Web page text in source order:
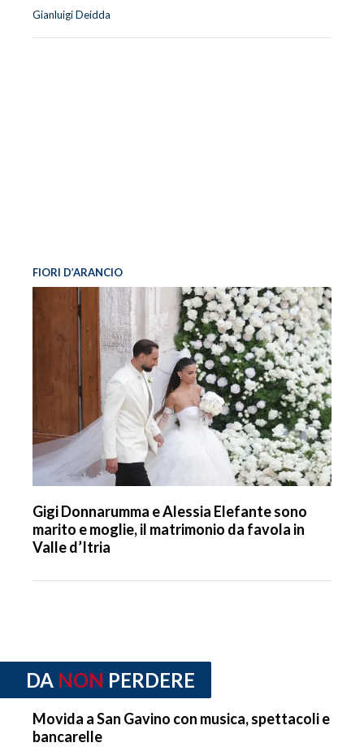
Gianluigi Deidda
FIORI D’ARANCIO
Gigi Donnarumma e Alessia Elefante sono
marito e moglie, il matrimonio da favola in
Valle d’Itria
DA NON PERDERE
Movida a San Gavino con musica, spettacoli e
bancarelle